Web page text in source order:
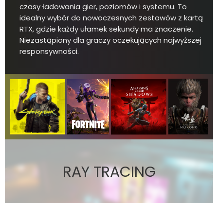
czasy ładowania gier, poziomów i systemu. To
idealny wybór do nowoczesnych zestawów z kartą
RTX, gdzie każdy ułamek sekundy ma znaczenie.
Niezastąpiony dla graczy oczekujących najwyższej
responsywności.
RAY TRACING